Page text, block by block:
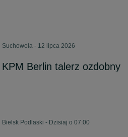
Suchowola - 12 lipca 2026
KPM Berlin talerz ozdobny
Bielsk Podlaski - Dzisiaj o 07:00